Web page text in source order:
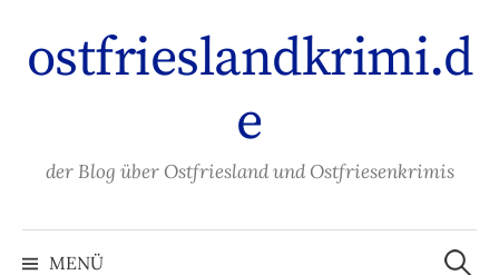
Inhalt
überspringen
ostfrieslandkrimi.d
e
der Blog über Ostfriesland und Ostfriesenkrimis
MENÜ
Suchen
nach: